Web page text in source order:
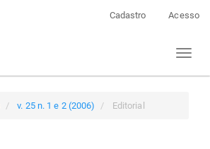
Cadastro Acesso
Toggle
v. 25 n. 1 e 2 (2006) Editorial